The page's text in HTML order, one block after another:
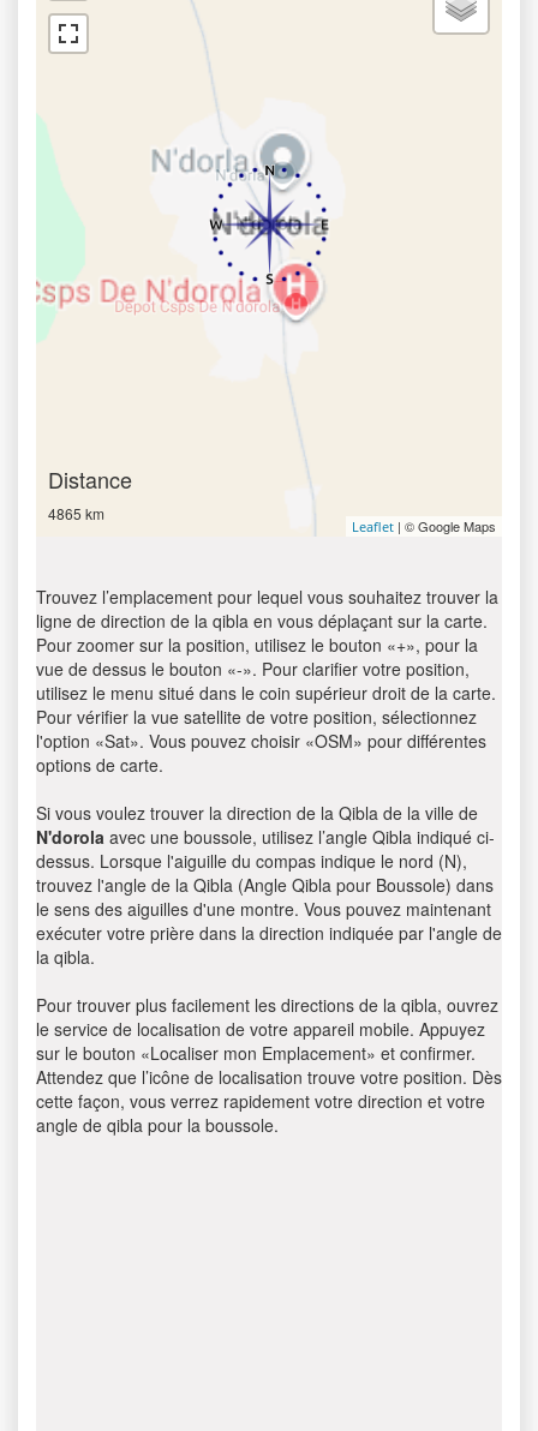
Distance
4865 km
Leaflet | © Google Maps
Trouvez l’emplacement pour lequel vous souhaitez trouver la
ligne de direction de la qibla en vous déplaçant sur la carte.
Pour zoomer sur la position, utilisez le bouton «+», pour la
vue de dessus le bouton «-». Pour clarifier votre position,
utilisez le menu situé dans le coin supérieur droit de la carte.
Pour vérifier la vue satellite de votre position, sélectionnez
l'option «Sat». Vous pouvez choisir «OSM» pour différentes
options de carte.
Si vous voulez trouver la direction de la Qibla de la ville de
N'dorola avec une boussole, utilisez l’angle Qibla indiqué ci-
dessus. Lorsque l'aiguille du compas indique le nord (N),
trouvez l'angle de la Qibla (Angle Qibla pour Boussole) dans
le sens des aiguilles d'une montre. Vous pouvez maintenant
exécuter votre prière dans la direction indiquée par l'angle de
la qibla.
Pour trouver plus facilement les directions de la qibla, ouvrez
le service de localisation de votre appareil mobile. Appuyez
sur le bouton «Localiser mon Emplacement» et confirmer.
Attendez que l’icône de localisation trouve votre position. Dès
cette façon, vous verrez rapidement votre direction et votre
angle de qibla pour la boussole.